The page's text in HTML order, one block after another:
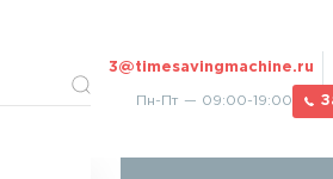
3@timesavingmachine.ru
Пн-Пт — 09:00-19:00